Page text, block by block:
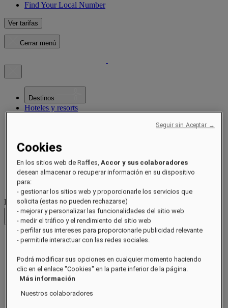
Find Your Local Number
Ver tarifas
Cerrar menú
Destinos
Hoteles y resorts
Ocasiones
Sustentabilidad de la mano de Raffles
Próximamente
Acerca de
Revista
Destinos
Volver
Asia Pacífico
Asia Pacífico Close menu
Volver a Destinos
Raffles Shenzhen
Cookies
En los sitios web de Raffles,Accor y sus colaboradores
desean almacenar o recuperar información en su dispositivo
para:
- gestionar los sitios web y proporcionarle los servicios que
solicita (estas no pueden rechazarse)
- mejorar y personalizar las funcionalidades del sitio web
- medir el tráfico y el rendimiento del sitio web
- perfilar sus intereses para proporcionarle publicidad relevante
- permitirle interactuar con las redes sociales.
Podrá modificar sus opciones en cualquier momento haciendo
clic en el enlace "Cookies" en la parte inferior de la página.
Más información
Nuestros colaboradores
Seguir sin Aceptar →